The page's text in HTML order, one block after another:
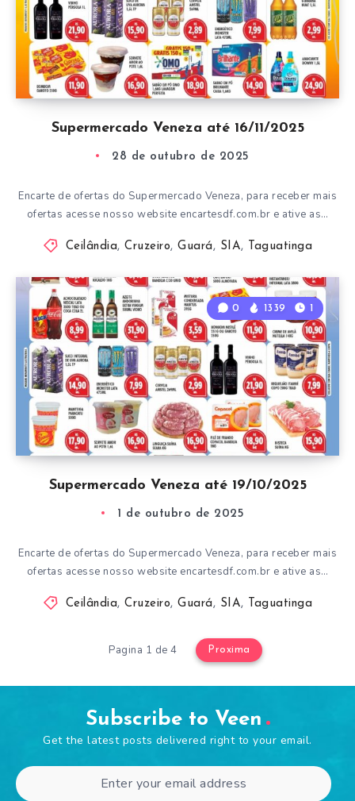
Supermercado Veneza até 16/11/2025
28 de outubro de 2025
Encarte de ofertas do Supermercado Veneza, para receber mais
ofertas acesse nosso website encartesdf.com.br e ative as…
Ceilândia, Cruzeiro, Guará , SIA, Taguatinga
Supermercado Veneza até 19/10/2025
0 1339 1
1 de outubro de 2025
Encarte de ofertas do Supermercado Veneza, para receber mais
ofertas acesse nosso website encartesdf.com.br e ative as…
Ceilândia, Cruzeiro, Guará , SIA, Taguatinga
Pagina 1 de 4 Proxima
Subscribe to Veen
Get the latest posts delivered right to your email.